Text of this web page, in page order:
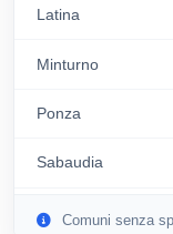
Latina
Minturno
Ponza
Sabaudia
San Felice Circeo
Comuni senza